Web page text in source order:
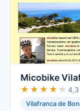
Micobike
★★★★★
★★★★★ 4,3
Vilafranca de